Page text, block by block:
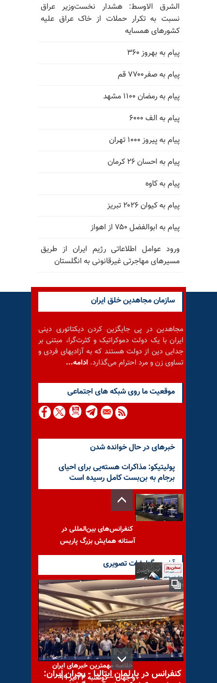
الشرق الاوسط: هشدار نخست‌وزیر عراق
نسبت به تکرار حملات از خاک عراق علیه
کشورهای همسایه
پیام به بهروز ۳۶۰
پیام به صفر۷۷۰۰ قم
پیام به رمضان ۱۱۰۰ مشهد
پیام به الف ۶۰۰۰
پیام به پیروز ۱۰۰۰ تهران
پیام به احسان ۲۶ کرمان
پیام به کاوه
پیام به کیوان ۲۰۲۶ تبریز
پیام به ابوالفضل ۷۵۰ از اهواز
ورود عوامل اطلاعاتی رژیم ایران از طریق
مسیرهای مهاجرتی غیرقانونی به انگلستان
سازمان مجاهدین خلق ایران
مجاهدین در پی جایگزین کردن دیکتاتوری دینی
ایران با یک دولت دموکراتیک و کثرت‌گرا، مبتنی بر
جدایی دین از دولت هستند که به آزادیهای فردی و
تساوی زن و مرد احترام می‌گذارد. ادامه...
موقعيت ما روى شبكه هاى اجتماعى
خبرهای در حال خوانده شدن
پولیتیکو: مذاکرات هسته‌یی برای احیای
برجام به بن‌بست کامل رسیده است
کنفرانس‌های بین‌المللی در
آستانه همایش بزرگ پاریس
حذف رئیس‌جمهور ۸سالهٔ
ارتجاع، چرا؟
خلاصه مهمترین خبرهای ایران
و جهان – دوشنبه ۲۳تیر ۹۹
آخرین گزارشات تصویری
کنفرانس در پارلمان ایتالیا - بحران ایران: